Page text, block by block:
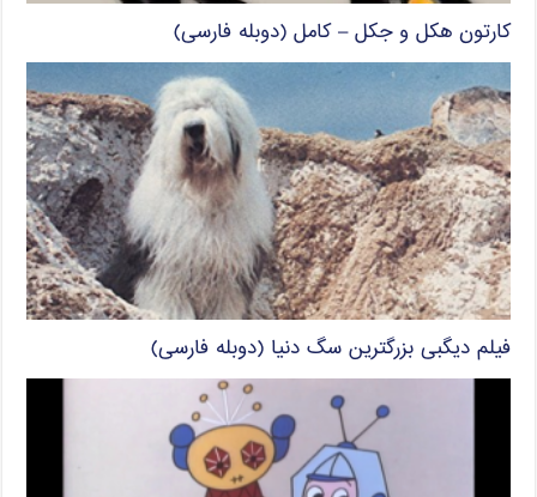
کارتون هکل و جکل – کامل (دوبله فارسی)
فیلم دیگبی بزرگترین سگ دنیا (دوبله فارسی)